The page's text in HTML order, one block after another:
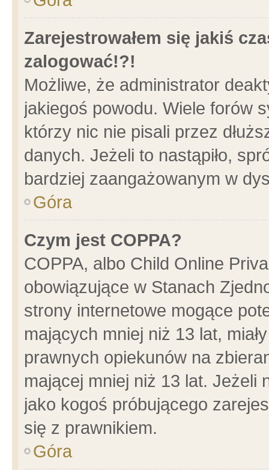
Zarejestrowałem się jakiś
zalogować!?!
Możliwe, że administrator
jakiegoś powodu. Wiele forów
którzy nic nie pisali przez
danych. Jeżeli to nastąpiło,
bardziej zaangażowanym w
Góra
Czym jest COPPA?
COPPA, albo Child Online
obowiązujące w Stanach
strony internetowe mogące
mających mniej niż 13 lat,
prawnych opiekunów na
mającej mniej niż 13 lat. Jeżeli
jako kogoś próbującego
się z prawnikiem.
Góra